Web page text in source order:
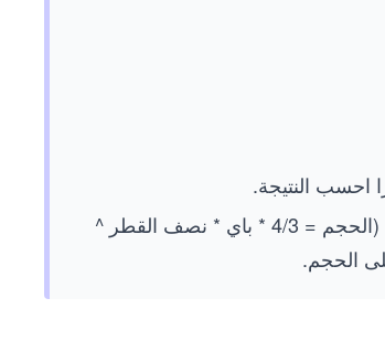
احسب النتيجة.
على سبيل المثال، إذا طُلب منك حساب حجم كرة، فستبدأ بذكر الصيغة (الحجم = 4/3 * باي * نصف القطر ^